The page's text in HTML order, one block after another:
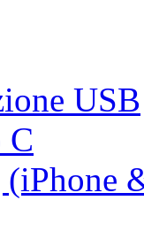
USB
C